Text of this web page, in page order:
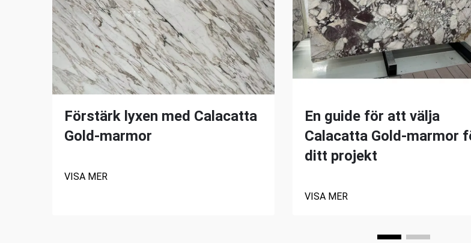
Förstärk lyxen med Calacatta
Gold-marmor
VISA MER
En guide för att välja
Calacatta Gold-marmor
ditt projekt
VISA MER